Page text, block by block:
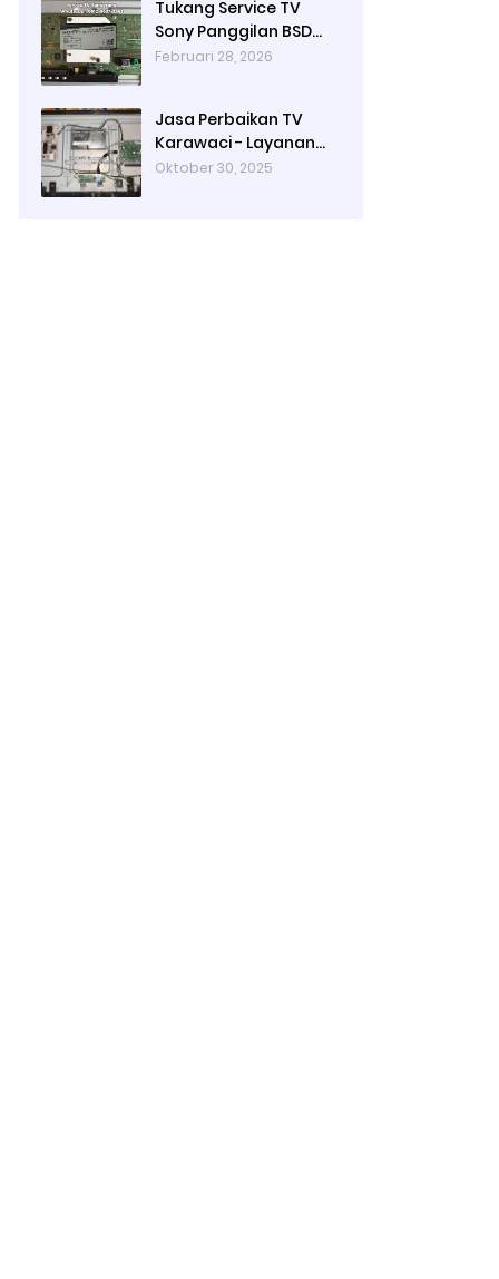
Tangerang
Tukang Service TV
Sony Panggilan BSD
City | Jasa Reparasi TV
Februari 28, 2026
Jasa Perbaikan TV
Karawaci - Layanan
Service TV Panggilan
Oktober 30, 2025